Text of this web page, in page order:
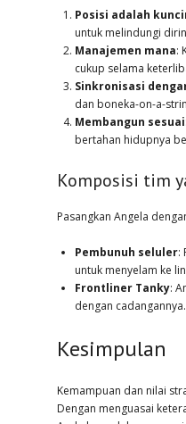
Posisi adalah
untuk melindungi
Manajemen mana:
cukup selama
Sinkronisasi
dan boneka-on-a-
Membangun sesuai
bertahan hidupnya
Komposisi tim
Pasangkan Angela
Pembunuh seluler:
untuk menyelam ke
Frontliner Tanky:
dengan cadangannya.
Kesimpulan
Kemampuan dan nilai
Dengan menguasai